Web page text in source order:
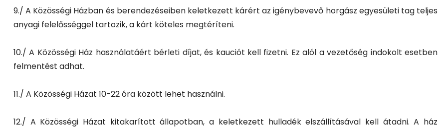
9./ A Közösségi Házban és berendezéseiben keletkezett kárért az igénybevevő horgász egyesületi tag teljes
anyagi felelősséggel tartozik, a kárt köteles megtéríteni.
10./ A Közösségi Ház használatáért bérleti díjat, és kauciót kell fizetni. Ez alól a vezetőség indokolt esetben
felmentést adhat.
11./ A Közösségi Házat 10-22 óra között lehet használni.
12./ A Közösségi Házat kitakarított állapotban, a keletkezett hulladék elszállításával kell átadni. A ház